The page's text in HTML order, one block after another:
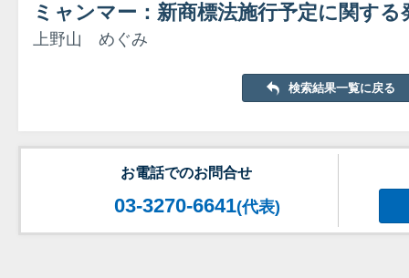
ミャンマー：新商標法施行予定に関す
上野山 めぐみ
検索結果一覧に戻る
お電話でのお問合せ
03-3270-6641(代表)